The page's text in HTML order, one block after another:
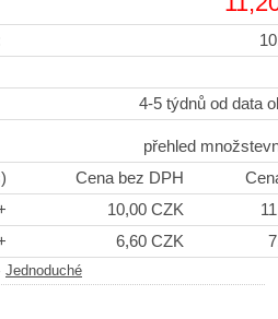
4-5 týdnů od data
přehled
Cena bez DPH
10,00 CZK
6,60 CZK
Jednoduché